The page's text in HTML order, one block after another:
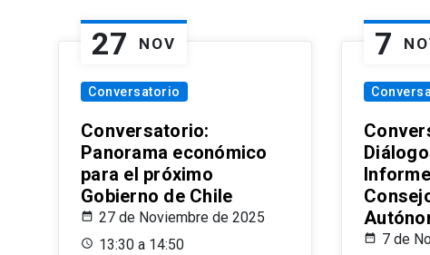
27 NOV
Conversatorio
Conversatorio:
Panorama económico
para el próximo
Gobierno de Chile
27 de Noviembre de 2025
13:30 a 14:50
7
7 de